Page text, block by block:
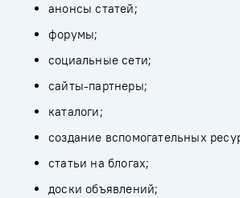
анонсы статей;
форумы;
социальные сети;
сайты-партнеры;
каталоги;
создание вспомогательных
статьи на блогах;
доски объявлений;